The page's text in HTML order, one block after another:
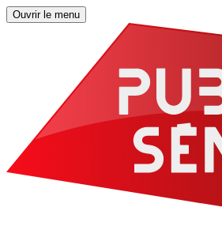
Ouvrir le menu